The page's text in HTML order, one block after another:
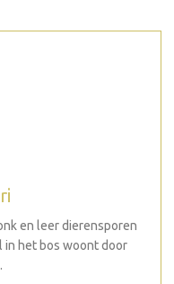
en leer dierensporen
in het bos woont door